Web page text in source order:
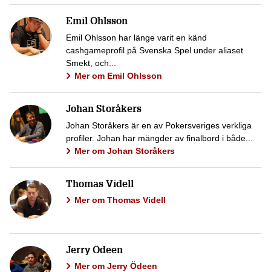
Emil Ohlsson
Emil Ohlsson har länge varit en känd
cashgameprofil på Svenska Spel under aliaset
Smekt, och...
Mer om Emil Ohlsson
Johan Storåkers
Johan Storåkers är en av Pokersveriges verkliga
profiler. Johan har mängder av finalbord i både...
Mer om Johan Storåkers
Thomas Videll
Mer om Thomas Videll
Jerry Ödeen
Mer om Jerry Ödeen